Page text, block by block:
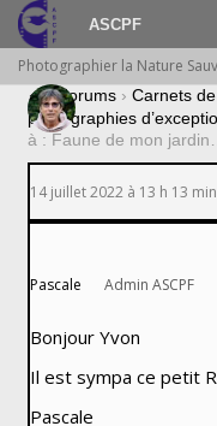
ASCPF
Photographier la Nature
› Forums › Carnets
photographies
à : Faune de mon
14 juillet 2022 à 13 h 13 min
Pascale Admin ASCPF
Bonjour Yvon
Il est sympa ce petit
Pascale